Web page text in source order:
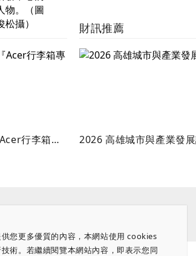
供您更多優質的內容，本網站使用 cookies
術。若繼續閱覽本網站內容，即表示您同
行李箱專
財訊推薦
2026 高雄城市與產業發